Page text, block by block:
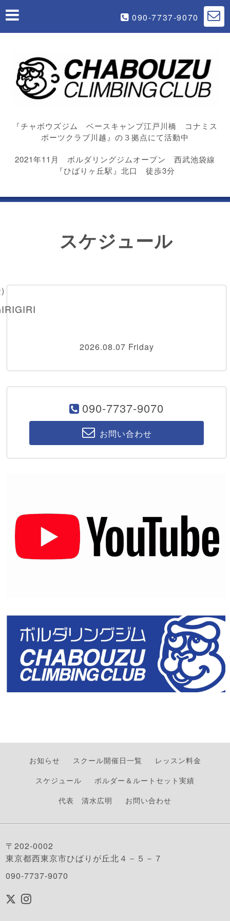
090-7737-9070
『チャボウズジム ベースキャンプ江戸川橋 コナミス
ポーツクラブ川越』の３拠点にて活動中
2021年11月 ボルダリングジムオープン 西武池袋線
『ひばりヶ丘駅』北口 徒歩3分
スケジュール
2026.08.07 Friday
090-7737-9070
お問い合わせ
お知らせ スクール開催日一覧
レッスン料金
スケジュール
ボルダー＆ルートセット実績
代表 清水広明
お問い合わせ
〒202-0002
東京都西東京市ひばりが丘北４－５－７
090-7737-9070